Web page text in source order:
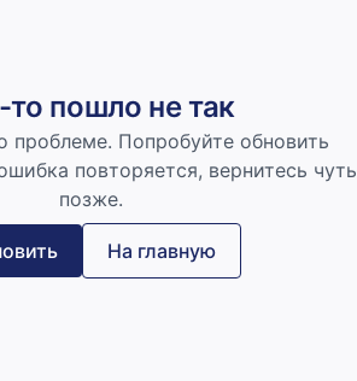
то пошло не так
Попробуйте обновить
повторяется, вернитесь чуть
позже.
На главную